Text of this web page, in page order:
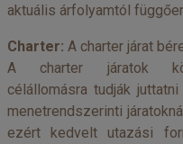
aktuális árfolyamtól
Charter: A charter járat
A charter járatok
célállomásra tudják
menetrendszerinti
ezért kedvelt utazási